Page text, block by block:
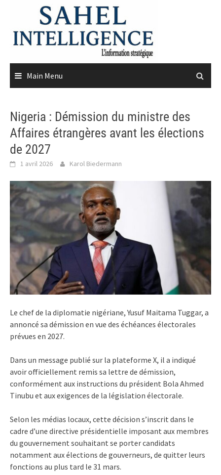
content
Main Menu
Nigeria : Démission du ministre des
Affaires étrangères avant les élections
de 2027
1 avril 2026 Karol Biedermann
Le chef de la diplomatie nigériane, Yusuf Maitama Tuggar, a
annoncé sa démission en vue des échéances électorales
prévues en 2027.
Dans un message publié sur la plateforme X, il a indiqué
avoir officiellement remis sa lettre de démission,
conformément aux instructions du président Bola Ahmed
Tinubu et aux exigences de la législation électorale.
Selon les médias locaux, cette décision s’inscrit dans le
cadre d’une directive présidentielle imposant aux membres
du gouvernement souhaitant se porter candidats
notamment aux élections de gouverneurs, de quitter leurs
fonctions au plus tard le 31 mars.